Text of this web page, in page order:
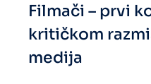
Filmači – prvi
kritičkom
medija